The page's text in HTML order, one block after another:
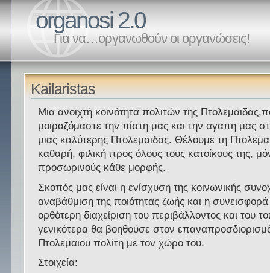
organosi 2.0
Για να…οργανωθούν οι οργανώσεις!
Kailaristas
Μια ανοιχτή κοινότητα πολιτών της
μοιραζόμαστε την πίστη μας και την αγαπη μας
μιας καλύτερης Πτολεμαιδας. Θέλουμε τη
καθαρή, φιλική προς όλους τους κατοίκους της,
προσωρινούς κάθε μορφής.
Σκοπός μας είναι η ενίσχυση της κοινωνικής
αναβάθμιση της ποιότητας ζωής και η
ορθότερη διαχείριση του περιβάλλοντος και του
γενικότερα θα βοηθούσε στον
Πτολεμαιου πολίτη με τον χώρο του.
Στοιχεία: